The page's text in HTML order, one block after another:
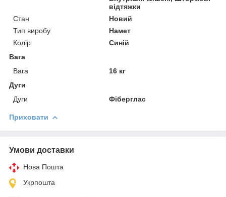
відтяжки
Стан
Новий
Тип виробу
Намет
Колір
Синій
Вага
Вага
16 кг
Дуги
Дуги
Фіберглас
Приховати
Умови доставки
Нова Пошта
Укрпошта